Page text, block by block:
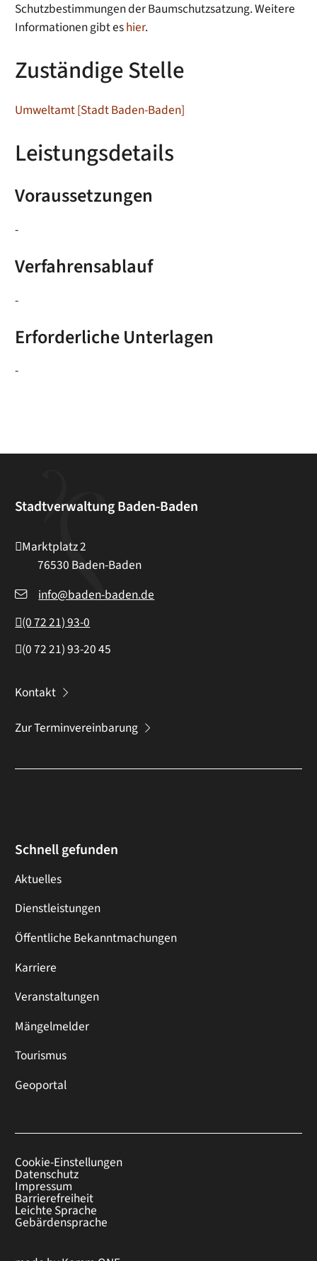
Schutzbestimmungen der Baumschutzsatzung. Weitere
Informationen gibt eshier.
Zuständige Stelle
Umweltamt [Stadt Baden-Baden]
Leistungsdetails
Voraussetzungen
-
Verfahrensablauf
-
Erforderliche Unterlagen
-
Stadtverwaltung Baden-Baden
Marktplatz 2
76530 Baden-Baden
info@baden-baden.de
(07221) 93-0
(07221) 93-2045
Kontakt
Zur Terminvereinbarung
Schnell gefunden
Aktuelles
Dienstleistungen
Öffentliche Bekanntmachungen
Karriere
Veranstaltungen
Mängelmelder
Tourismus
Geoportal
Cookie-Einstellungen
Datenschutz
Impressum
Barrierefreiheit
Leichte Sprache
Gebärdensprache